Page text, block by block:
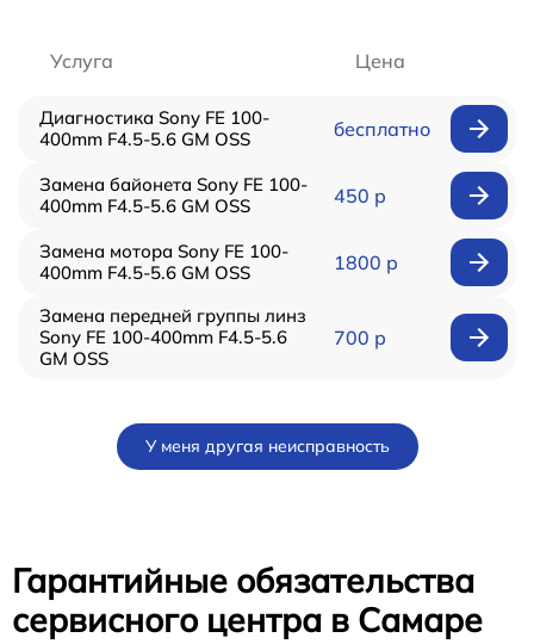
Услуга Цена
Диагностика Sony FE 100-
400mm F4.5-5.6 GM OSS
бесплатно
Замена байонета Sony FE 100-
400mm F4.5-5.6 GM OSS
450 р
Замена мотора Sony FE 100-
400mm F4.5-5.6 GM OSS
1800 р
Замена передней группы линз
Sony FE 100-400mm F4.5-5.6
GM OSS
700 р
У меня другая неисправность
Гарантийные обязательства
сервисного центра в Самаре